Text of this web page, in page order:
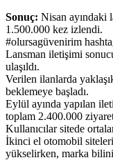
Sonuç: Nisan ayındaki
1.500.000 kez izlendi.
#olursagüvenirim
Lansman iletişimi
ulaşıldı.
Verilen ilanlarda
beklemeye başladı.
Eylül ayında yapılan
toplam 2.400.000
Kullanıcılar sitede
İkinci el otomobil siteleri
yükselirken, marka